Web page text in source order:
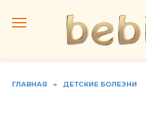
ГЛАВНАЯ » ДЕТСКИЕ БОЛЕЗНИ